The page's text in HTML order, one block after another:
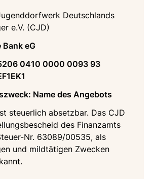
Deutschlands
e.V. (CJD)
Bank eG
0410 0000 0093 93
Name des Angebots
steuerlich absetzbar. Das CJD
des Finanzamts
Nr. 63089/00535, als
und mildtätigen Zwecken